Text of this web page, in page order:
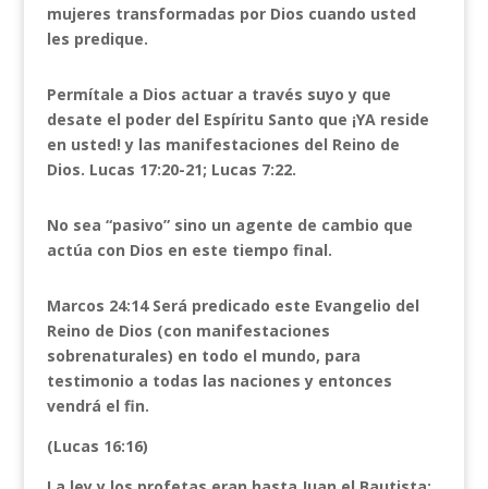
mujeres transformadas por Dios cuando usted
les predique.
Permítale a Dios actuar a través suyo y que
desate el poder del Espíritu Santo que ¡YA reside
en usted! y las manifestaciones del Reino de
Dios. Lucas 17:20-21; Lucas 7:22.
No sea “pasivo” sino un agente de cambio que
actúa con Dios en este tiempo final.
Marcos 24:14 Será predicado este Evangelio del
Reino de Dios (con manifestaciones
sobrenaturales) en todo el mundo, para
testimonio a todas las naciones y entonces
vendrá el fin.
(Lucas 16:16)